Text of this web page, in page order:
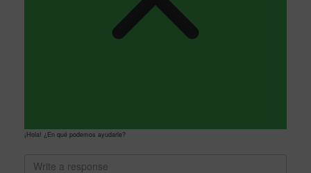
¡Hola! ¿En qué podemos ayudarle?